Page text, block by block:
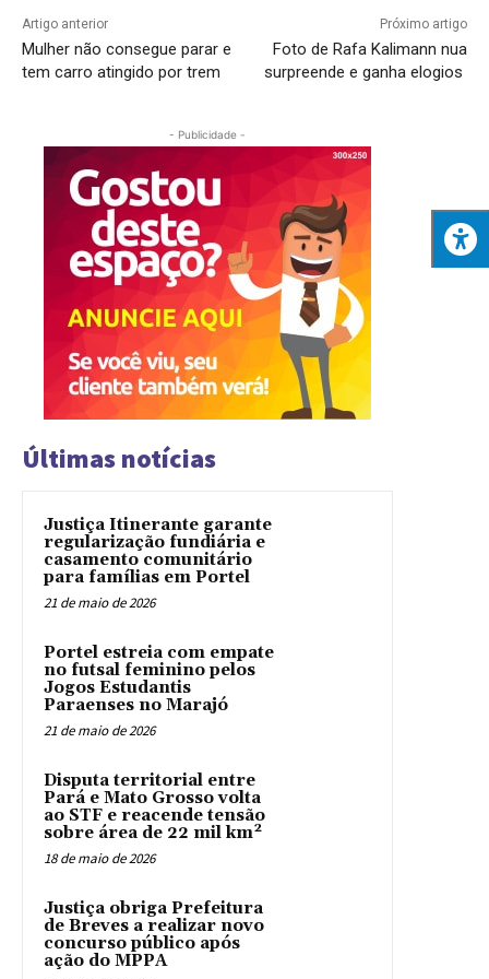
Artigo anterior
Mulher não consegue parar e
tem carro atingido por trem
Próximo artigo
Foto de Rafa Kalimann nua
surpreende e ganha elogios
- Publicidade -
Últimas notícias
Justiça Itinerante garante
regularização fundiária e
casamento comunitário
para famílias em Portel
21 de maio de 2026
Portel estreia com empate
no futsal feminino pelos
Jogos Estudantis
Paraenses no Marajó
21 de maio de 2026
Disputa territorial entre
Pará e Mato Grosso volta
ao STF e reacende tensão
sobre área de 22 mil km²
18 de maio de 2026
Justiça obriga Prefeitura
de Breves a realizar novo
concurso público após
ação do MPPA